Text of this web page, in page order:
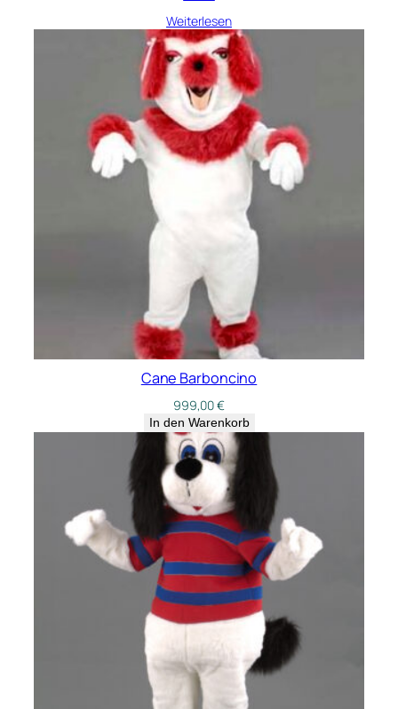
Weiterlesen
Cane Barboncino
999,00€
In den Warenkorb